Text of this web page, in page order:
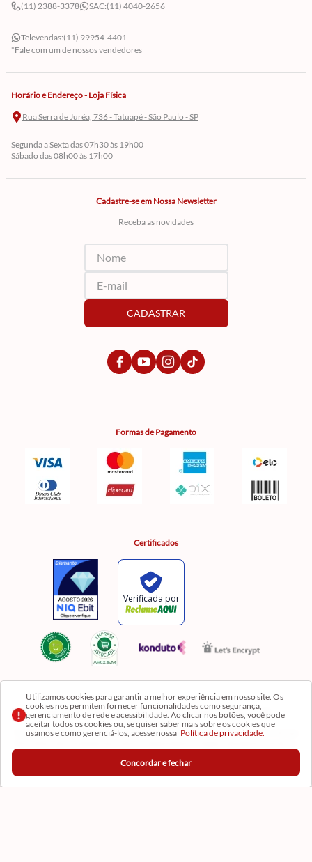
Utilizamos cookies para garantir a melhor experiência em nosso site. Os
cookies nos permitem fornecer funcionalidades como segurança,
gerenciamento de rede e acessibilidade. Ao clicar nos botões, você pode
aceitar todos os cookies ou, se quiser saber mais sobre os cookies que
usamos e como gerenciá-los, acesse nossa Política de privacidade.
Concordar e fechar
(11) 2388-3378 SAC:(11) 4040-2656
Televendas:(11) 99954-4401
*Fale com um de nossos vendedores
Horário e Endereço - Loja Física
Rua Serra de Juréa, 736 - Tatuapé - São Paulo - SP
Segunda a Sexta das 07h30 às 19h00
Sábado das 08h00 às 17h00
Cadastre-se em Nossa Newsletter
Receba as novidades
CADASTRAR
Formas de Pagamento
Certificados
Razão Social: Comercial Luzia Meire de Gêneros Alimentícios LTDA | CNPJ:
08.991.182/0001-11
Os preços, produtos e quantidades da Loja Virtual não se aplicam aos da Loja Física. Na Loja